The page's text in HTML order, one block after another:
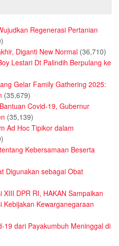
Regenerasi Pertanian
Diganti New Normal (36,710)
Lestari Dt Palindih Berpulang ke
Gelar Family Gathering 2025:
(35,679)
Covid-19, Gubernur
(35,139)
Ad Hoc Tipikor dalam
Kebersamaan Beserta
Digunakan sebagai Obat
DPR RI, HAKAN Sampaikan
Kebijakan Kewarganegaraan
19 dari Payakumbuh Meninggal di